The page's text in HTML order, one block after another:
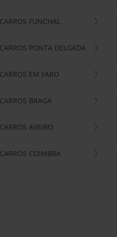
FUNCHAL
PONTA DELGADA
EM FARO
BRAGA
AVEIRO
COIMBRA